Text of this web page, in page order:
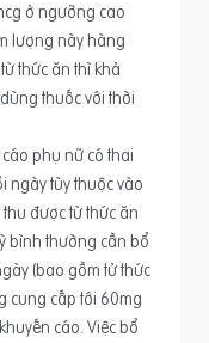
ở ngưỡng cao
lượng này hàng
thức ăn thì khả
thuốc với thời
phụ nữ có thai
ngày tùy thuộc vào
được từ thức ăn
bình thường cần bổ
(bao gồm tử thức
cung cấp tới 60mg
cáo. Việc bổ